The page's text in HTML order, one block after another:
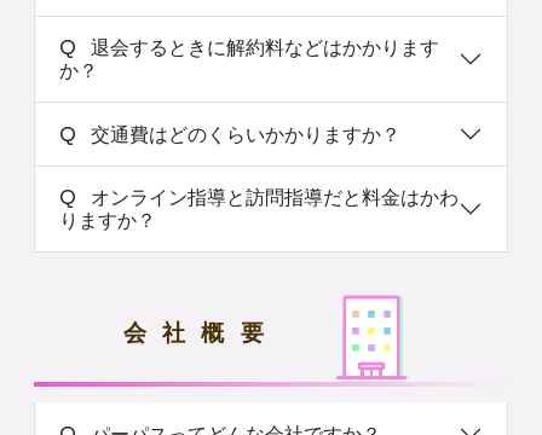
Q 退会するときに解約料などはかかります
か？
Q 交通費はどのくらいかかりますか？
Q オンライン指導と訪問指導だと料金はかわ
りますか？
会社概要